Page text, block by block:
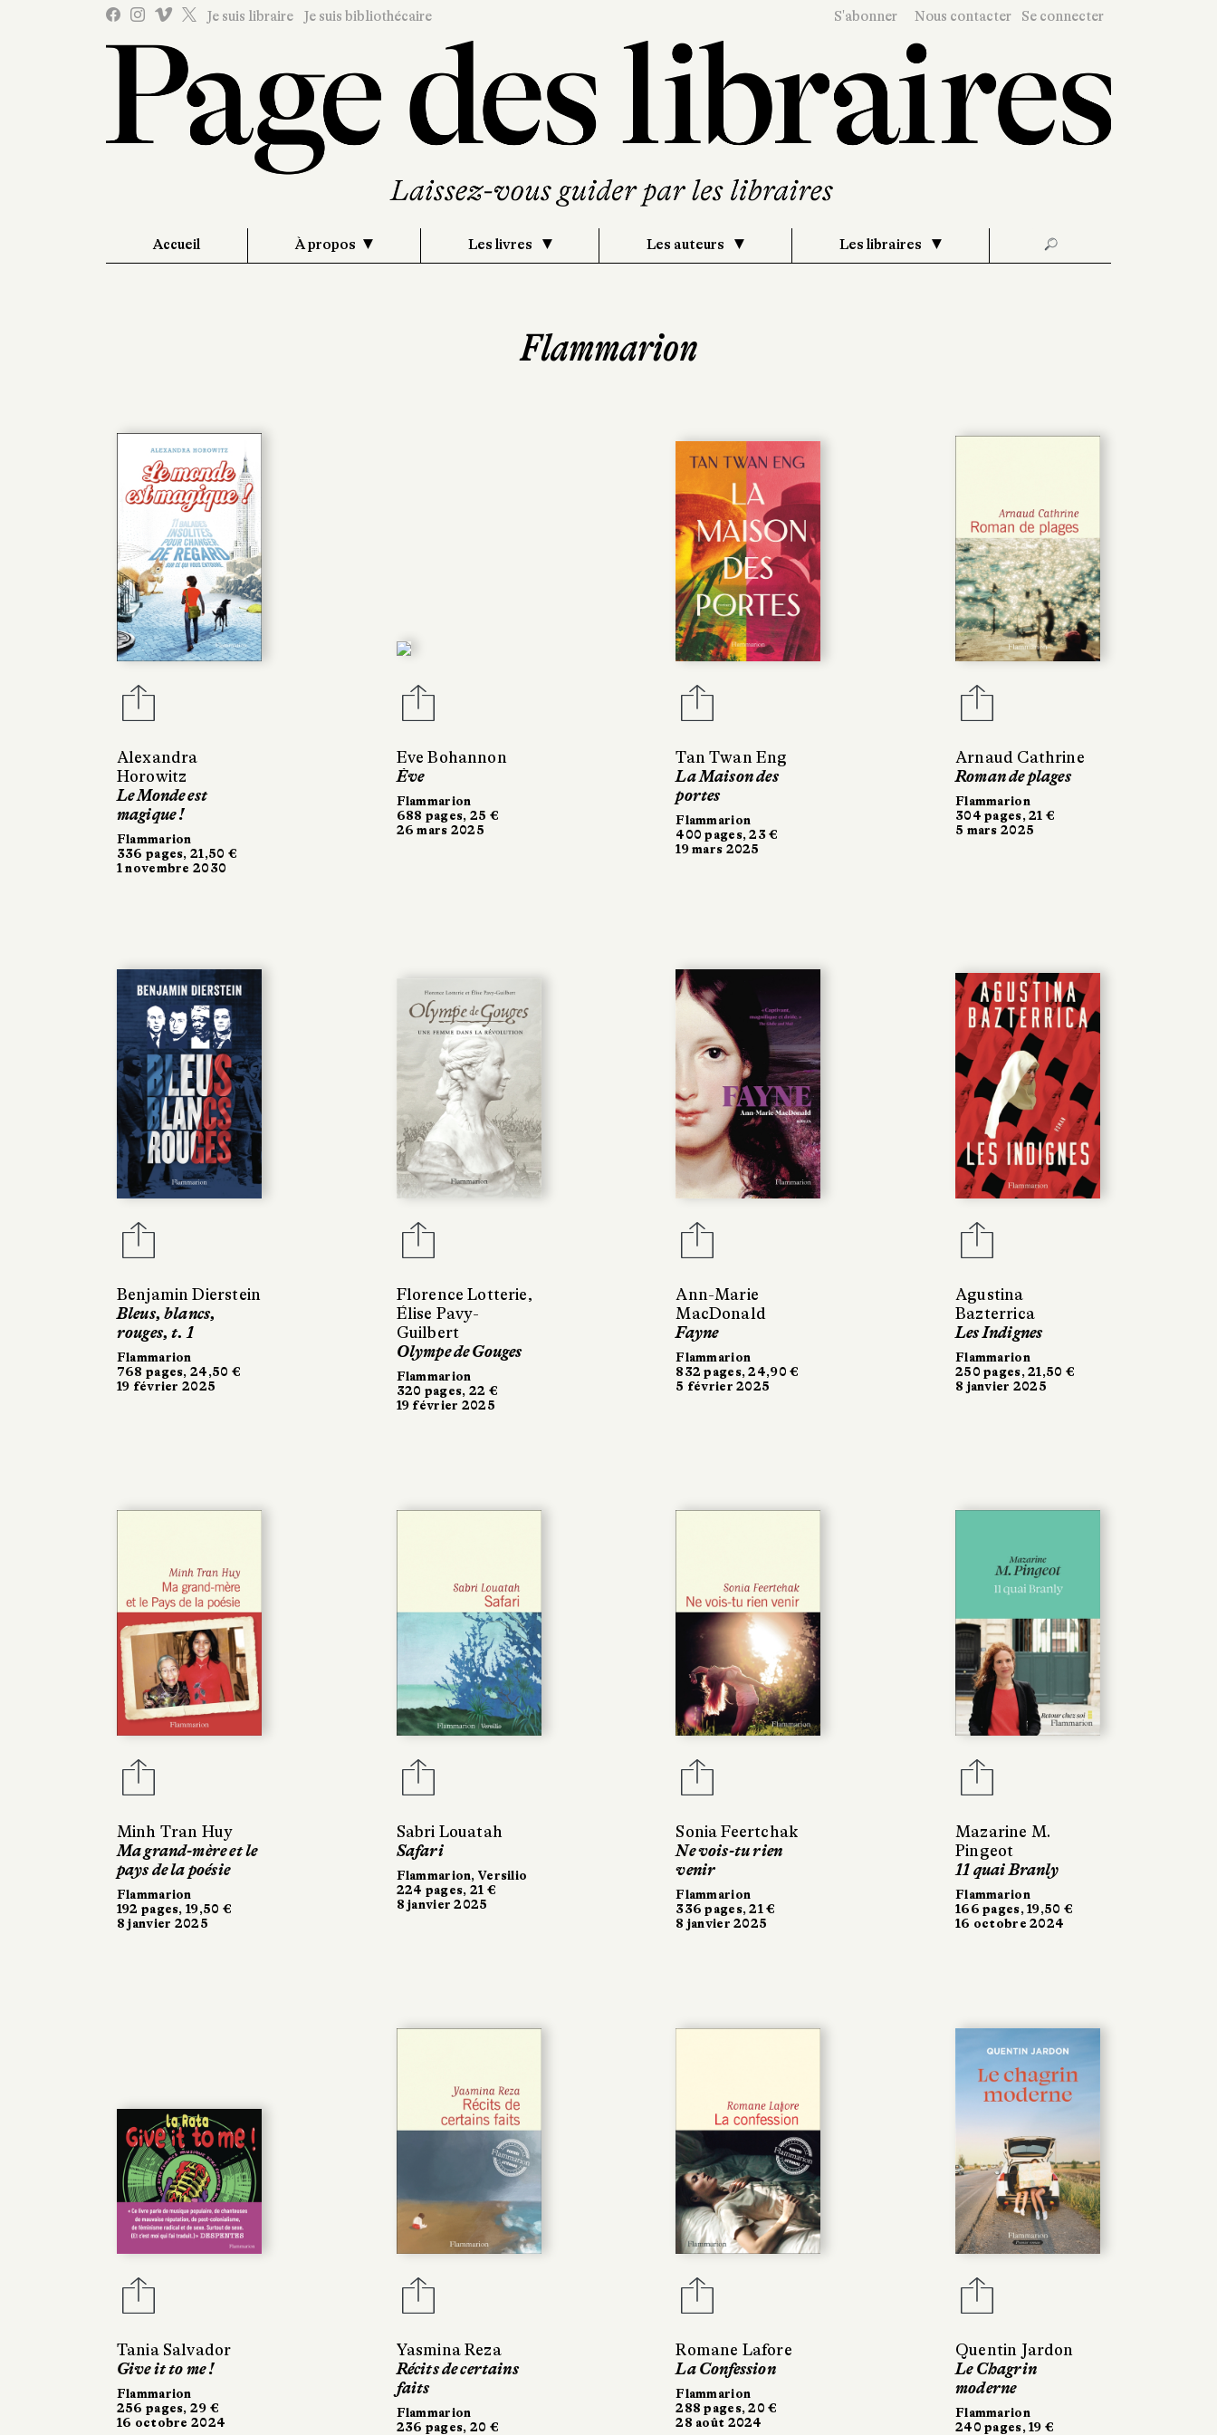
Je suis libraire Je suis bibliothécaire S'abonner Nous contacter Se connecter
Accueil À propos Les livres Les auteurs Les libraires 🔎
Flammarion
Alexandra
Horowitz
Le Monde est
magique !
Flammarion
336 pages, 21,50 €
1 novembre 2030
Eve Bohannon
Ève
Flammarion
688 pages, 25 €
26 mars 2025
Tan Twan Eng
La Maison des
portes
Flammarion
400 pages, 23 €
19 mars 2025
Arnaud Cathrine
Roman de plages
Flammarion
304 pages, 21 €
5 mars 2025
Benjamin Dierstein
Bleus, blancs,
rouges, t. 1
Flammarion
768 pages, 24,50 €
19 février 2025
Florence Lotterie,
Élise Pavy-
Guilbert
Olympe de Gouges
Flammarion
320 pages, 22 €
19 février 2025
Ann-Marie
MacDonald
Fayne
Flammarion
832 pages, 24,90 €
5 février 2025
Agustina
Bazterrica
Les Indignes
Flammarion
250 pages, 21,50 €
8 janvier 2025
Minh Tran Huy
Ma grand-mère et le
pays de la poésie
Flammarion
192 pages, 19,50 €
8 janvier 2025
Sabri Louatah
Safari
Flammarion, Versilio
224 pages, 21 €
8 janvier 2025
Sonia Feertchak
Ne vois-tu rien
venir
Flammarion
336 pages, 21 €
8 janvier 2025
Mazarine M.
Pingeot
11 quai Branly
Flammarion
166 pages, 19,50 €
16 octobre 2024
Tania Salvador
Give it to me !
Flammarion
256 pages, 29 €
16 octobre 2024
Yasmina Reza
Récits de certains
faits
Flammarion
236 pages, 20 €
Romane Lafore
La Confession
Flammarion
288 pages, 20 €
28 août 2024
Quentin Jardon
Le Chagrin
moderne
Flammarion
240 pages, 19 €